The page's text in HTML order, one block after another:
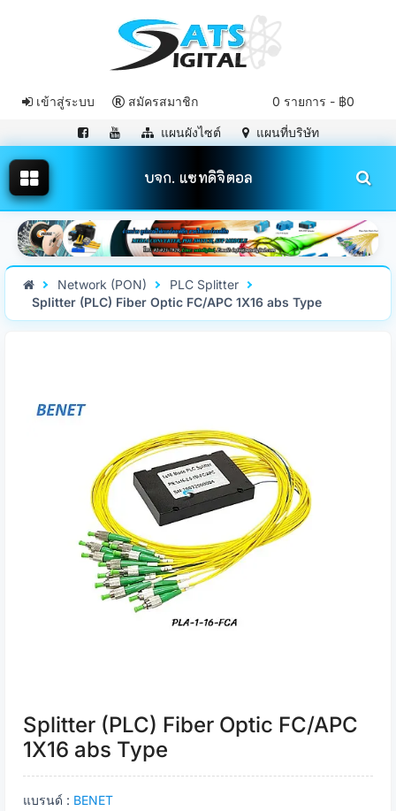
0 รายการ - ฿0
เข้าสู่ระบบ สมัครสมาชิก
แผนผังไซต์ แผนที่บริษัท
บจก. แซทดิจิตอล
Network (PON)
PLC Splitter
Splitter (PLC) Fiber Optic FC/APC 1X16 abs Type
Splitter (PLC) Fiber Optic FC/APC
1X16 abs Type
แบรนด์ : BENET